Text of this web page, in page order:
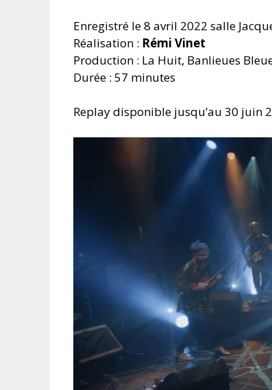
Enregistré le 8 avril 2022 salle
Réalisation : Rémi Vinet
Production : La Huit, Banlieues
Durée : 57 minutes
Replay disponible jusqu’au 30 juin